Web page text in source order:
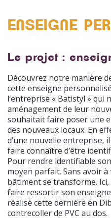
ENSEIGNE
Le projet :
Découvrez notre manière
cette enseigne
l’entreprise « Batistyl » qui
aménagement de leur
souhaitait faire poser une
des nouveaux locaux. En
d’une nouvelle entreprise,
faire connaître d’être
Pour rendre identifiable
moyen parfait. Sans avoir
bâtiment se transforme.
faire ressortir son
réalisé cette dernière en
contrecoller de PVC au dos.